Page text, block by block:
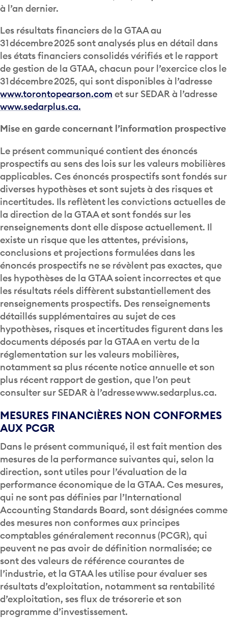
à l’an dernier.
Les résultats financiers de la GTAA au
31 décembre 2025 sont analysés plus en détail dans
les états financiers consolidés vérifiés et le rapport
de gestion de la GTAA, chacun pour l’exercice clos le
31 décembre 2025, qui sont disponibles à l’adresse
www.torontopearson.com et sur SEDAR à l’adresse
www.sedarplus.ca.
Mise en garde concernant l’information prospective
Le présent communiqué contient des énoncés
prospectifs au sens des lois sur les valeurs mobilières
applicables. Ces énoncés prospectifs sont fondés sur
diverses hypothèses et sont sujets à des risques et
incertitudes. Ils reflètent les convictions actuelles de
la direction de la GTAA et sont fondés sur les
renseignements dont elle dispose actuellement. Il
existe un risque que les attentes, prévisions,
conclusions et projections formulées dans les
énoncés prospectifs ne se révèlent pas exactes, que
les hypothèses de la GTAA soient incorrectes et que
les résultats réels diffèrent substantiellement des
renseignements prospectifs. Des renseignements
détaillés supplémentaires au sujet de ces
hypothèses, risques et incertitudes figurent dans les
documents déposés par la GTAA en vertu de la
réglementation sur les valeurs mobilières,
notamment sa plus récente notice annuelle et son
plus récent rapport de gestion, que l’on peut
consulter sur SEDAR à l’adresse www.sedarplus.ca.
MESURES FINANCIÈRES NON CONFORMES
AUX PCGR
Dans le présent communiqué, il est fait mention des
mesures de la performance suivantes qui, selon la
direction, sont utiles pour l’évaluation de la
performance économique de la GTAA. Ces mesures,
qui ne sont pas définies par l’International
Accounting Standards Board, sont désignées comme
des mesures non conformes aux principes
comptables généralement reconnus (PCGR), qui
peuvent ne pas avoir de définition normalisée; ce
sont des valeurs de référence courantes de
l’industrie, et la GTAA les utilise pour évaluer ses
résultats d’exploitation, notamment sa rentabilité
d’exploitation, ses flux de trésorerie et son
programme d’investissement.